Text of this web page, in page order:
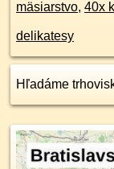
mäsiarstvo, 40x
delikatesy
Hľadáme